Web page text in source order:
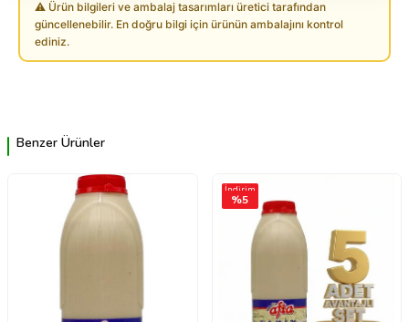
⚠ Ürün bilgileri ve ambalaj tasarımları üretici tarafından
güncellenebilir. En doğru bilgi için ürünün ambalajını kontrol
ediniz.
Benzer Ürünler
İndirim
%5